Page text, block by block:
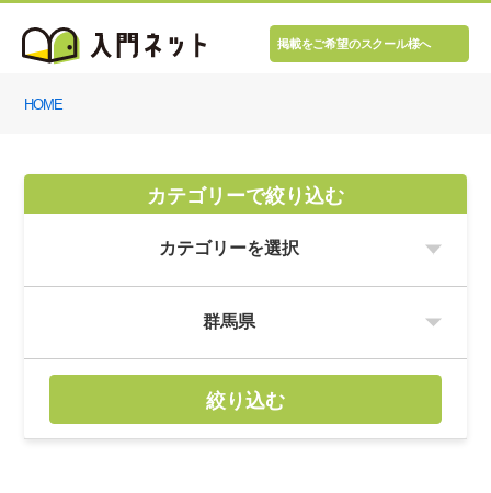
掲載をご希望のスクール様へ
HOME
カテゴリーで絞り込む
絞り込む